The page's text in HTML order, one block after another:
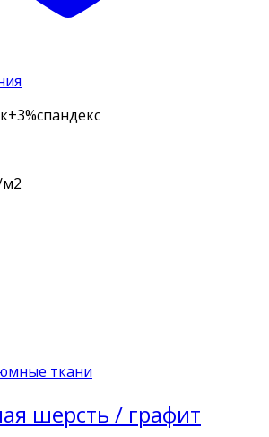
м2
ткани
шерсть / графит